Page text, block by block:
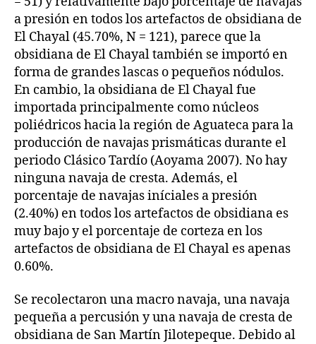
a presión en todos los artefactos de obsidiana de
El Chayal (45.70%, N = 121), parece que la
obsidiana de El Chayal también se importó en
forma de grandes lascas o pequeños nódulos.
En cambio, la obsidiana de El Chayal fue
importada principalmente como núcleos
poliédricos hacia la región de Aguateca para la
producción de navajas prismáticas durante el
periodo Clásico Tardío (Aoyama 2007). No hay
ninguna navaja de cresta. Además, el
porcentaje de navajas iníciales a presión
(2.40%) en todos los artefactos de obsidiana es
muy bajo y el porcentaje de corteza en los
artefactos de obsidiana de El Chayal es apenas
0.60%.
Se recolectaron una macro navaja, una navaja
pequeña a percusión y una navaja de cresta de
obsidiana de San Martín Jilotepeque. Debido al